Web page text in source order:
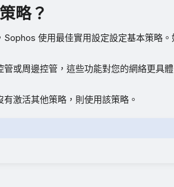
略？
使用最佳實用設定設定基本策略
或周邊控管，這些功能對您的網絡更具
激活其他策略，則使用該策略。